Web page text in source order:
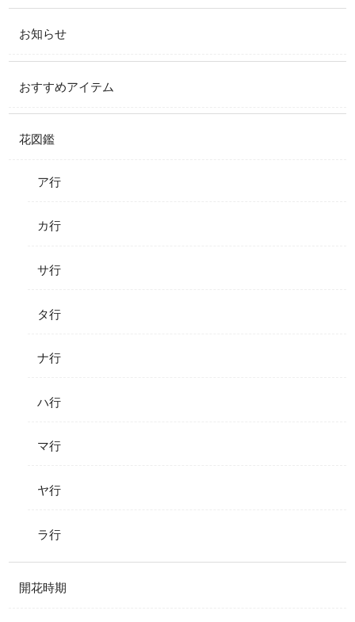
お知らせ
おすすめアイテム
花図鑑
ア行
カ行
サ行
タ行
ナ行
ハ行
マ行
ヤ行
ラ行
開花時期